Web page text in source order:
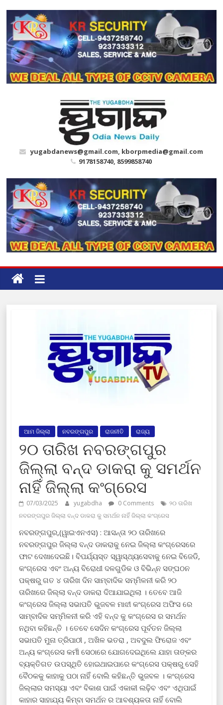
content
yugabdanews@gmail.com, kborpmedia@gmail.com
9178158740, 8599858740
ଆମ ଜିଲ୍ଲା ନବରଙ୍ଗପୁର ରାଜନୀତି ରାଜ୍ୟ
୨୦ ତାରିଖ ନବରଙ୍ଗପୁର
ଜିଲ୍ଲା ବନ୍ଦ ଡାକରା କୁ ସମର୍ଥନ
ନାହିଁ ଜିଲ୍ଲା କଂଗ୍ରେସ
07/03/2025 yugabdha 0 Comments
୨୦ ତାରିଖ
ନବରଙ୍ଗପୁର ଜିଲ୍ଲା ବନ୍ଦ ଡାକରା କୁ ସମର୍ଥନ ନାହିଁ ଜିଲ୍ଲା କଂଗ୍ରେସ
ନବରଙ୍ଗପୁର,(ୱାଇଏନଏସ) : ଆସନ୍ତା ୨୦ ତାରିଖରେ
ନବରଙ୍ଗପୁର ଜିଲ୍ଲା ବନ୍ଦ ଡାକରାକୁ ନେଇ ଜିଲ୍ଲା କଂଗ୍ରେସରେ
ଫାଟ ଦେଖାଦେଇଛି। ବିପର୍ଯ୍ୟସ୍ତ ସ୍ୱାସ୍ଥ୍ୟସେବାକୁ ନେଇ ବିଜେଡି,
କଂଗ୍ରେସ ଏବଂ ଅନ୍ୟ ବିରୋଧୀ ଦଳଗୁଡିକ ଓ ବିଭିନ୍ନ ସଙ୍ଘଠନ
ପକ୍ଷରୁ ଗତ ୪ ତାରିଖ ଦିନ ସାମ୍ବାଦିକ ସମ୍ମିଳନୀ କରି ୨୦
ତାରିଖରେ ଜିଲ୍ଲା ବନ୍ଦ ଡାକରା ଦିଆଯାଇଥିଲା । ତେବେ ଆଜି
କଂଗ୍ରେସ ଜିଲ୍ଲା ସଭାପତି ଭୁଜବଳ ମାଝୀ କଂଗ୍ରେସ ଅଫିସ ରେ
ସାମ୍ବାଦିକ ସମ୍ମିଳନୀ କରି ଏହି ବନ୍ଦ କୁ କଂଗ୍ରେସ ର ସମର୍ଥନ
ନଥିବା କହିଛନ୍ତି । ତେବେ ସେଦିନ କଂଗ୍ରେସ ପୂର୍ବତନ ଜିଲ୍ଲା
ସଭାପତି ମୁନା ତ୍ରିପାଠୀ , ଅଖିଳ ଭତରା , ଅବଦୁଲ ଫିରୋଜ ଏବଂ
ଅନ୍ୟ କଂଗ୍ରେସ କର୍ମୀ ସେଠାରେ ଯୋଗଦେଇଥିଲେ ଯାହା ତାଙ୍କର
ବ୍ୟକ୍ତିଗତ ଉପସ୍ଥିତି ହୋଇଥାଇପାରେ କଂଗ୍ରେସ ପକ୍ଷରୁ ସେହି
ବୈଠକକୁ କାହାକୁ ପଠା ନାହିଁ ବୋଲି କହିଛନ୍ତି ଭୁଜବଳ । କଂଗ୍ରେସ
ଜିଲ୍ଲାର ସମସ୍ୟା ଏବଂ ବିକାଶ ପାଇଁ ଏକାକୀ ଲଢ଼ିବ ଏବଂ ଏଥିପାଇଁ
କାହାର ସାହାଯ୍ୟ କିମ୍ବା ସମର୍ଥନ ର ଆବଶ୍ୟକତା ନାହିଁ ବୋଲି